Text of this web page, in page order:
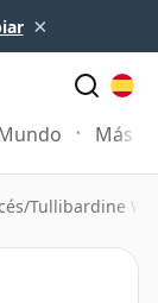
×
Más
/Tullibardine